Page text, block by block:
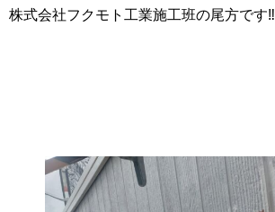
株式会社フクモト工業施工班の尾方です‼️